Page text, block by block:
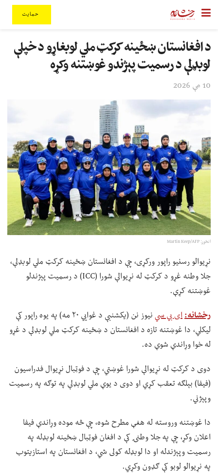
حمایت
د افغانستان ښځینه کرکټ ملي لوبغاړو د خپلې
لوبډلې د رسمیت پېژندو غوښتنه وکړه
10 مې 2026
انځور: Martin Keep/AFP
نړیوالو رسنیو راپور ورکړی، چې د افغانستان ښځینه کرکټ ملي لوبډلې،
جلا وطنه غړو د کرکټ له نړیوالې شورا (ICC) د رسمیت پېژندلو
غوښتنه کړې.
رخشانه:ای بي سي
نیوز نن (یکشنبې د غوايي ۲۰ مه) په یوه راپور کې
لیکلي، دا غوښتنه تازه د افغانستان د ښځینه کرکټ ملي لوبډلې د غړو
له خوا وړاندې شوې ده.
دوی د کرکټ له نړیوالې شورا غوښتي، چې د فوټبال نړیوال فدراسیون
(فیفا) بېلګه تعقب کړي او دوی د یوې ملي لوبډلې په توګه په رسمیت
وپېژني.
دا غوښتنه وروسته له هغې مطرح شوه، چې څه موده وړاندې فیفا
اعلان وکړ، چې په جلا وطنۍ کې د افغان فوټبال ښځینه لوبډله په
رسمیت وپېژندله او دا لوبډله کولی شي، د افغانستان په استازیتوب
په نړیوالو لوبو کې ګډون وکړي.